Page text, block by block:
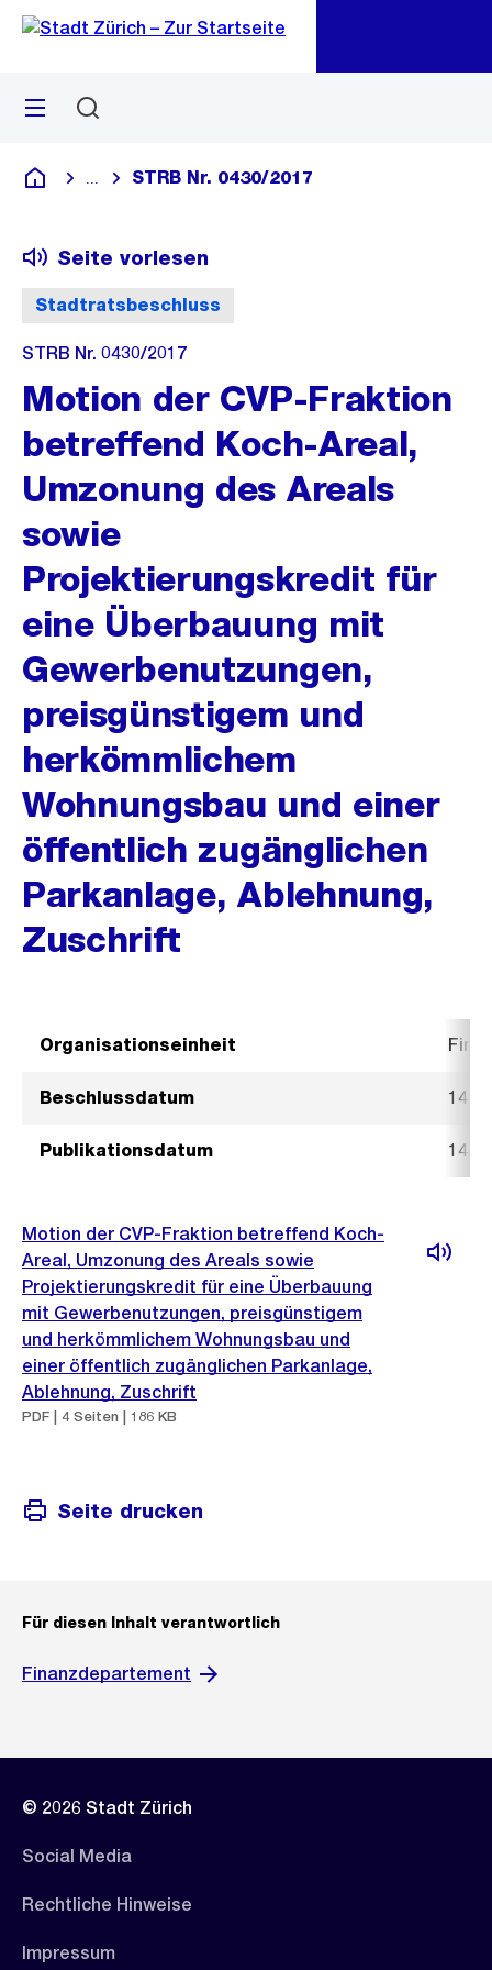
Navigation
Sprunglink
Menü
Deutsch
Blende alle Breadcrumbs ein
STRB Nr. 0430/2017
Stadtratsbeschluss
Seite vorlesen
STRB Nr. 0430/2017
Motion der CVP-Fraktion
betreffend Koch-Areal,
Umzonung des Areals
sowie
Projektierungskredit für
eine Überbauung mit
Gewerbenutzungen,
preisgünstigem und
herkömmlichem
Wohnungsbau und einer
öffentlich zugänglichen
Parkanlage, Ablehnung,
Zuschrift
Organisationseinheit
Beschlussdatum 14.
Publikationsdatum 14.
Motion der CVP-Fraktion betreffend Koch-
Areal, Umzonung des Areals sowie
Projektierungskredit für eine Überbauung
mit Gewerbenutzungen, preisgünstigem
und herkömmlichem Wohnungsbau und
einer öffentlich zugänglichen Parkanlage,
Ablehnung, Zuschrift
PDF | 4 Seiten | 186 KB
Seite drucken
Für diesen Inhalt verantwortlich
Finanzdepartement
© 2026 Stadt Zürich
Social Media
Rechtliche Hinweise
Impressum